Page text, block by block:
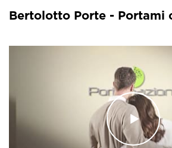
Bertolotto Porte - Portami